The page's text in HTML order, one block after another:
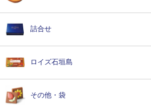
詰合せ
ロイズ石垣島
その他・袋